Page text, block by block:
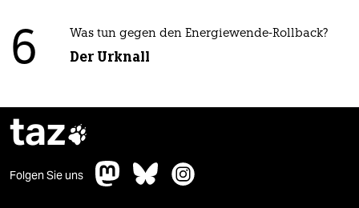
6 Was tun gegen den Energiewende-Rollback?
Der Urknall
taz
Folgen Sie uns